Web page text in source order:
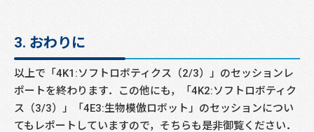
3. おわりに
以上で「4K1:ソフトロボティクス（2/3）」のセッションレ
ポートを終わります．この他にも，「4K2:ソフトロボティク
ス（3/3）」「4E3:生物模倣ロボット」のセッションについ
てもレポートしていますので，そちらも是非御覧ください．